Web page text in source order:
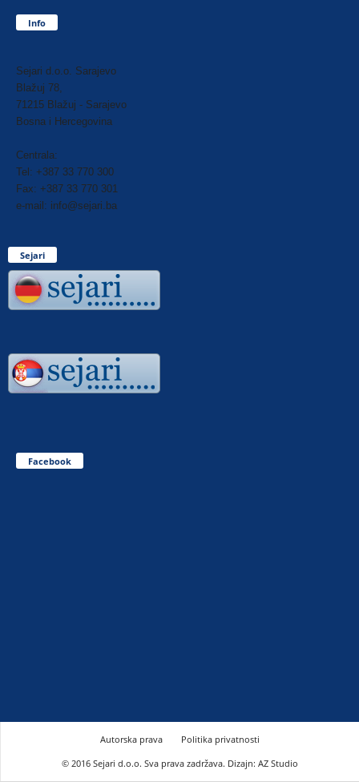
Info
Sejari d.o.o. Sarajevo
Blažuj 78,
71215 Blažuj - Sarajevo
Bosna i Hercegovina
Centrala:
Tel: +387 33 770 300
Fax: +387 33 770 301
e-mail: info@sejari.ba
Sejari
Facebook
Autorska prava
Politika privatnosti
© 2016 Sejari d.o.o. Sva prava zadržava. Dizajn: AZ Studio